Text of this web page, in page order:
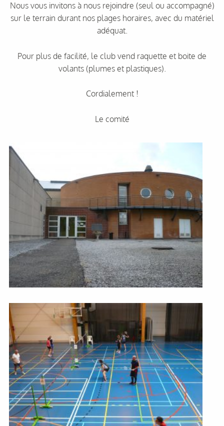
Nous vous invitons à nous rejoindre (seul ou accompagné)
sur le terrain durant nos plages horaires, avec du matériel
adéquat.
Pour plus de facilité, le club vend raquette et boite de
volants (plumes et plastiques).
Cordialement !
Le comité